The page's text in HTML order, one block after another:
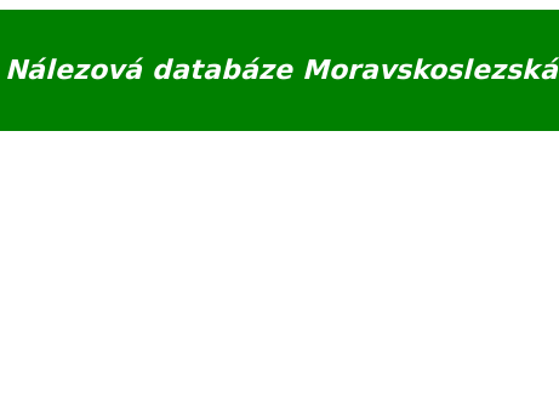
Nálezová databáze Moravskoslezská